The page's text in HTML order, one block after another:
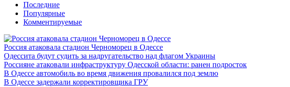
Последние
Популярные
Комментируемые
Россия атаковала стадион Черноморец в Одессе
Одессита будут судить за надругательство над флагом Украины
Россияне атаковали инфраструктуру Одесской области: ранен подросток
В Одессе автомобиль во время движения провалился под землю
В Одессе задержали корректировщика ГРУ